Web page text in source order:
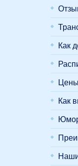
Как
Как